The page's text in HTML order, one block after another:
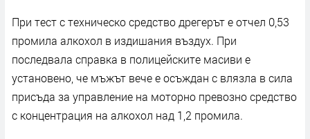
При тест с техническо средство дрегерът е отчел 0,53
промила алкохол в издишания въздух. При
последвала справка в полицейските масиви е
установено, че мъжът вече е осъждан с влязла в сила
присъда за управление на моторно превозно средство
с концентрация на алкохол над 1,2 промила.